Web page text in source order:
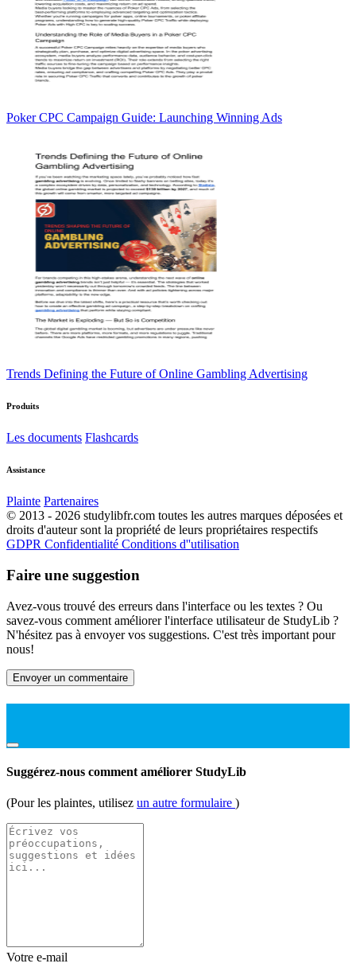
Poker CPC Campaign Guide: Launching Winning Ads
Trends Defining the Future of Online Gambling Advertising
Produits
Les documents Flashcards
Assistance
Plainte Partenaires
© 2013 - 2026 studylibfr.com toutes les autres marques déposées et
droits d'auteur sont la propriété de leurs propriétaires respectifs
GDPR Confidentialité Conditions d''utilisation
Faire une suggestion
Avez-vous trouvé des erreurs dans l'interface ou les textes ? Ou
savez-vous comment améliorer l'interface utilisateur de StudyLib ?
N'hésitez pas à envoyer vos suggestions. C'est très important pour
nous!
Envoyer un commentaire
Suggérez-nous comment améliorer StudyLib
(Pour les plaintes, utilisez un autre formulaire )
Votre e-mail